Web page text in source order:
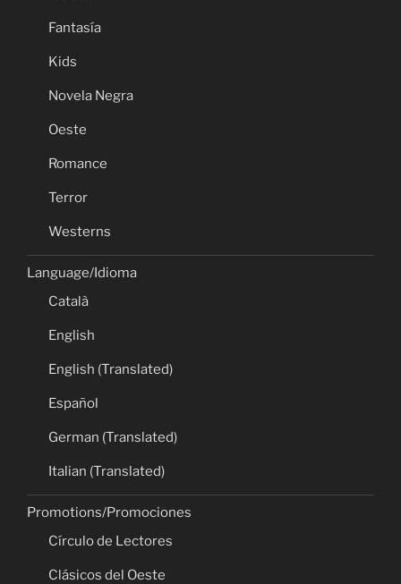
Fantasía
Kids
Novela Negra
Oeste
Romance
Terror
Westerns
Language/Idioma
Català
English
English (Translated)
Español
German (Translated)
Italian (Translated)
Promotions/Promociones
Círculo de Lectores
Clásicos del Oeste